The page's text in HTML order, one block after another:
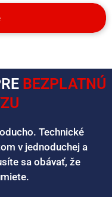
BEZPLATNÚ
Technické
v jednoduchej a
sa obávať, že